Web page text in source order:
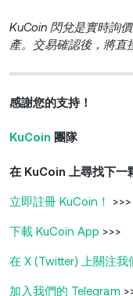
KuCoin 閃兌是實時詢
產。交易確認後，將直
感謝您的支持！
KuCoin 團隊
在 KuCoin 上尋找下一
立即註冊 KuCoin！ >>>
下載 KuCoin App >>>
在 X (Twitter) 上關注我
加入我們的 Telegram